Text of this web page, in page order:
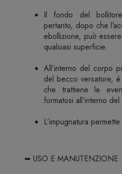
Il fondo del
pertanto, dopo che
ebollizione, può
qualsiasi superficie.
All’interno del corpo
del becco versatore,
che trattiene le
formatosi all’interno
L’impugnatura
➥ USO E MANUTENZIONE